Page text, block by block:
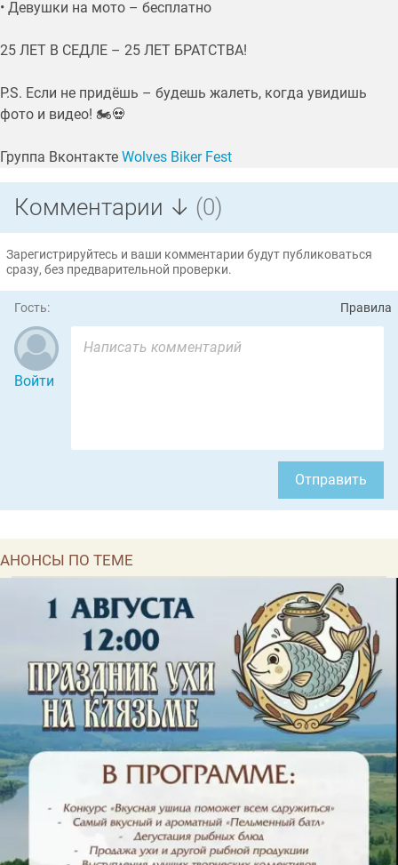
• Девушки на мото – бесплатно
25 ЛЕТ В СЕДЛЕ – 25 ЛЕТ БРАТСТВА!
P.S. Если не придёшь – будешь жалеть, когда увидишь
фото и видео! 🏍💀
Группа Вконтакте Wolves Biker Fest
Комментарии ↓ (0)
Зарегистрируйтесь и ваши комментарии будут публиковаться
сразу, без предварительной проверки.
Гость: Правила
Войти
Отправить
АНОНСЫ ПО ТЕМЕ